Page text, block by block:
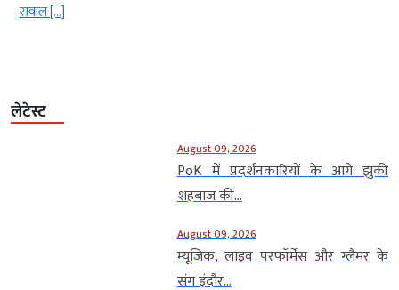
लेटेस्ट
August 09, 2026
PoK में प्रदर्शनकारियों के आगे झुकी
शहबाज की...
August 09, 2026
म्यूजिक, लाइव परफॉर्मेंस और ग्लैमर के
संग इंदौर...